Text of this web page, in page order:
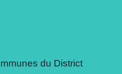
du District